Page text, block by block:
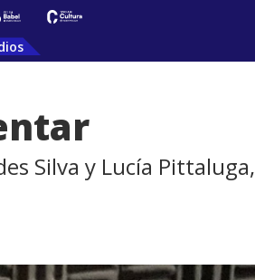
Silva y Lucía Pittaluga,